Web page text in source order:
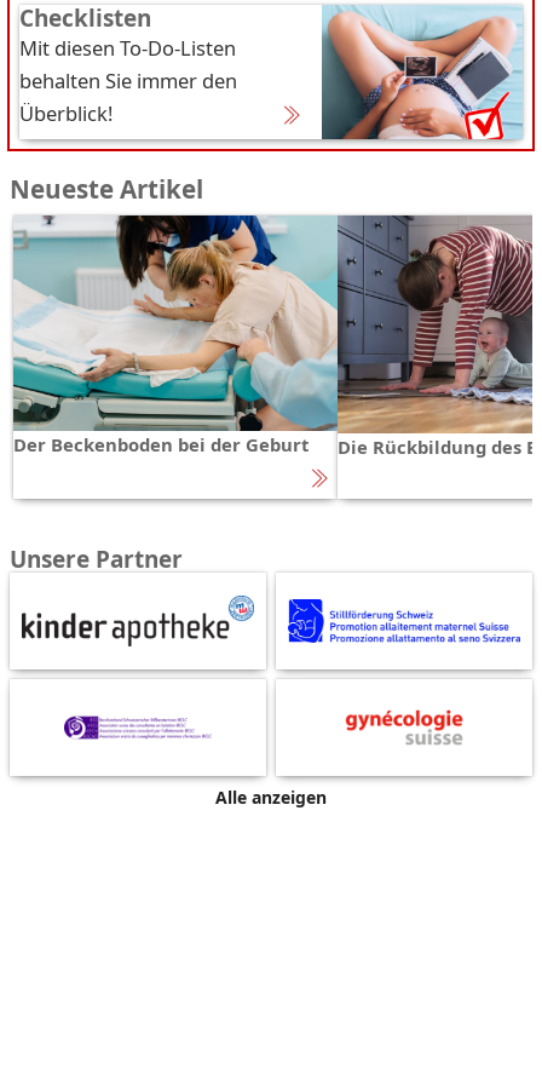
Checklisten
Mit diesen To-Do-Listen
behalten Sie immer den
Überblick!
Neueste Artikel
Der Beckenboden bei der Geburt Die Rückbildung des
Unsere Partner
Alle anzeigen